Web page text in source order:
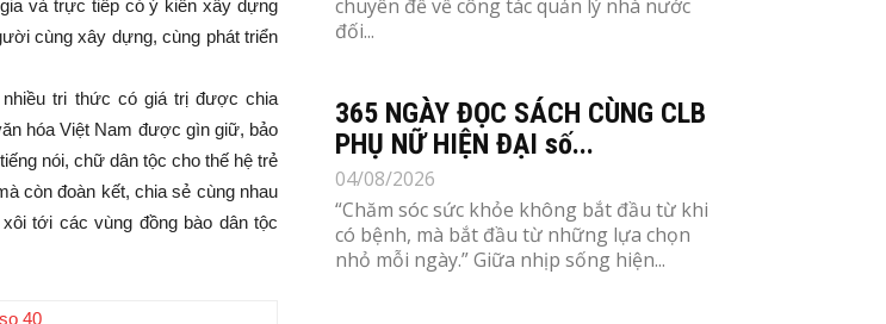
và trực tiếp có ý kiến xây dựng
cùng xây dựng, cùng phát triển
nhiều tri thức có giá trị được chia
hóa Việt Nam được gìn giữ, bảo
nói, chữ dân tộc cho thế hệ trẻ
còn đoàn kết, chia sẻ cùng nhau
tới các vùng đồng bào dân tộc
chuyên đề về công tác quản lý nhà nước
đối...
365 NGÀY ĐỌC SÁCH CÙNG CLB
PHỤ NỮ HIỆN ĐẠI số...
04/08/2026
“Chăm sóc sức khỏe không bắt đầu từ khi
có bệnh, mà bắt đầu từ những lựa chọn
nhỏ mỗi ngày.” Giữa nhịp sống hiện...